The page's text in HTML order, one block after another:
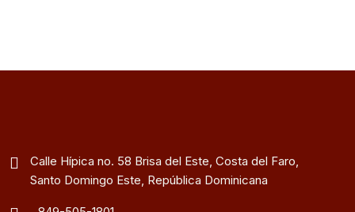
Calle Hípica no. 58 Brisa del Este, Costa del Faro,
Santo Domingo Este, República Dominicana